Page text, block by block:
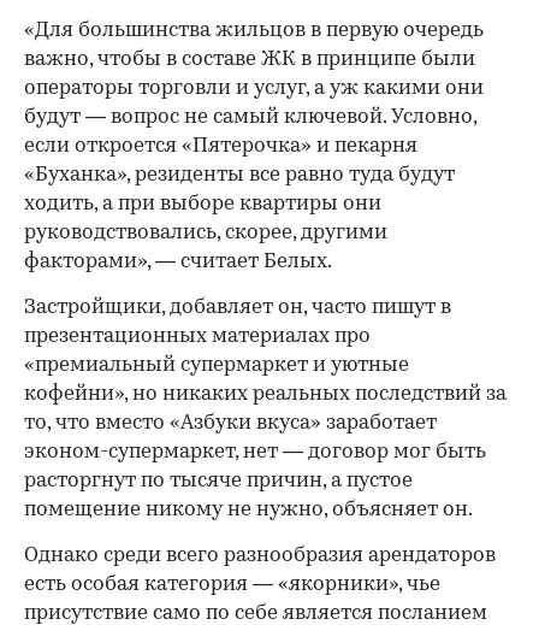
«Для большинства жильцов в первую очередь
важно, чтобы в составе ЖК в принципе были
операторы торговли и услуг, а уж какими они
будут — вопрос не самый ключевой. Условно,
если откроется «Пятерочка» и пекарня
«Буханка», резиденты все равно туда будут
ходить, а при выборе квартиры они
руководствовались, скорее, другими
факторами», — считает Белых.
Застройщики, добавляет он, часто пишут в
презентационных материалах про
«премиальный супермаркет и уютные
кофейни», но никаких реальных последствий за
то, что вместо «Азбуки вкуса» заработает
эконом-супермаркет, нет — договор мог быть
расторгнут по тысяче причин, а пустое
помещение никому не нужно, объясняет он.
Однако среди всего разнообразия арендаторов
есть особая категория — «якорники», чье
присутствие само по себе является посланием